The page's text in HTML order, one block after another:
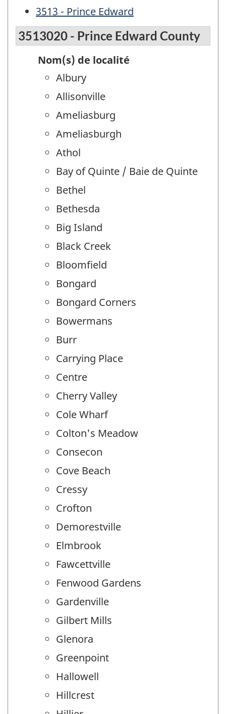
3513 - Prince Edward
3513020 - Prince Edward County
Nom(s) de localité
Albury
Allisonville
Ameliasburg
Ameliasburgh
Athol
Bay of Quinte / Baie de Quinte
Bethel
Bethesda
Big Island
Black Creek
Bloomfield
Bongard
Bongard Corners
Bowermans
Burr
Carrying Place
Centre
Cherry Valley
Cole Wharf
Colton's Meadow
Consecon
Cove Beach
Cressy
Crofton
Demorestville
Elmbrook
Fawcettville
Fenwood Gardens
Gardenville
Gilbert Mills
Glenora
Greenpoint
Hallowell
Hillcrest